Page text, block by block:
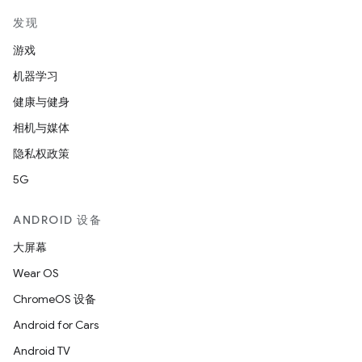
发现
游戏
机器学习
健康与健身
相机与媒体
隐私权政策
5G
ANDROID 设备
大屏幕
Wear OS
ChromeOS 设备
Android for Cars
Android TV